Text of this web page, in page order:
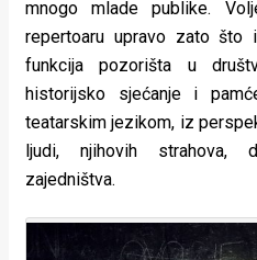
mnogo mlade publike.
repertoaru upravo zato što
funkcija pozorišta u
historijsko sjećanje i
teatarskim jezikom, iz
ljudi, njihovih strahova,
zajedništva.